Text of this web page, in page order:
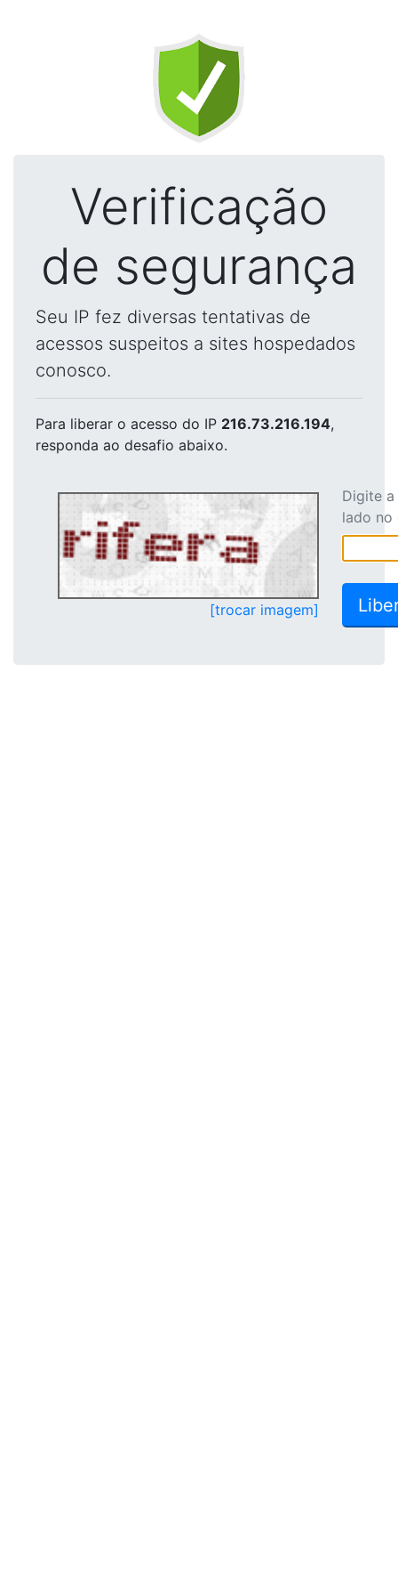
Verificação
de segurança
Seu IP fez diversas tentativas de
acessos suspeitos a sites hospedados
conosco.
Para liberar o acesso do IP 216.73.216.194,
responda ao desafio abaixo.
[trocar imagem]
Digite
lado no